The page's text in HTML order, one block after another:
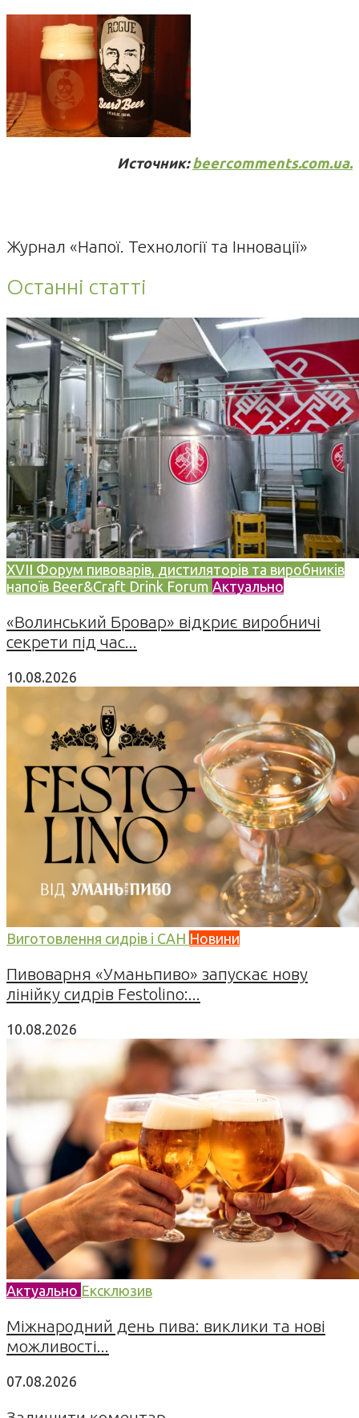
Источник: beercomments.com.ua.
Журнал «Напої. Технології та Інновації»
Останні статті
XVII Форум пивоварів, дистиляторів та виробників
напоїв Beer&Craft Drink Forum Актуально
«Волинський Бровар» відкриє виробничі
секрети під час...
10.08.2026
Виготовлення сидрів і САН Новини
Пивоварня «Уманьпиво» запускає нову
лінійку сидрів Festolino:...
10.08.2026
Актуально Ексклюзив
Міжнародний день пива: виклики та нові
можливості...
07.08.2026